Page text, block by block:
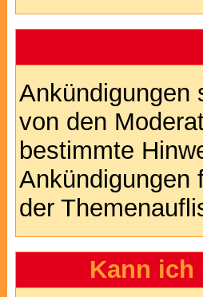
Ankündigungen
von den
bestimmte
Ankündigungen
der
Kann ich